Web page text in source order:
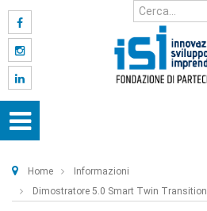
Home
Informazioni
Dimostratore 5.0 Smart Twin Transition